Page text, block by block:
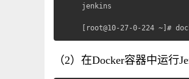
jenkins
[root@10-27-0-224 ~]#
（2）在Docker容器中运行